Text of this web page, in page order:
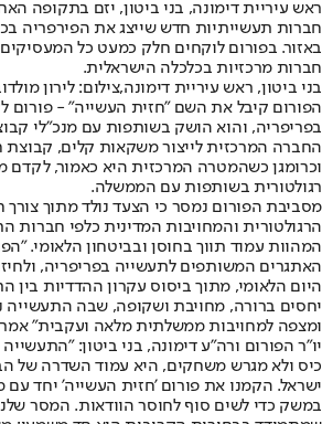
ראש עיריית דימונה, בני ביטון, יזם בתקופה
חברות תעשייתיות חדש שייצג את הפירפריה
באזור. בפורום לוקחים חלק כמעט כל המעסיקים
חברות מרכזיות בכלכלה הישראלית.
בני ביטון, ראש עיריית דימונה,צילום: לירון
הפורום קיבל את השם "חזית העשייה" - פורום
החברה המרכזית לייצור משקאות קלים, קבוצת
וכרומגן כשהמטרה המרכזית היא כאמור, לקדם
רגולטורית בשותפות עם הממשלה.
מסביבת הפורום נמסר כי הצעד נולד מתוך צורך
הרגולטורית והמחויבות המדינית כלפי חברות
המהוות עמוד תווך בחוסן ובביטחון הלאומי.
האתגרים המשותפים לתעשייה בפריפריה,
היום הלאומי, מתוך ביסוס עקרון ההדדיות
יחסים ברורה, מחויבת ושקופה, שבה התעשייה
ומצפה למחויבות ממשלתית מלאה ועקבית״
יו״ר הפורום ורה״ע דימונה, בני ביטון:
כיס ולא מגרש משחקים, היא עמוד השדרה של
ישראל. הקמנו את פורום 'חזית העשייה' יחד עם
במשק כדי לשים סוף לחוסר הוודאות. המסר